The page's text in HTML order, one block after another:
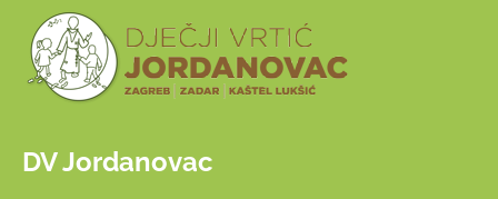
DV Jordanovac